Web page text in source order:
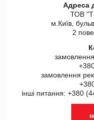
Адреса
ТОВ
м.Київ,
2
замовлення
інші питання: +380